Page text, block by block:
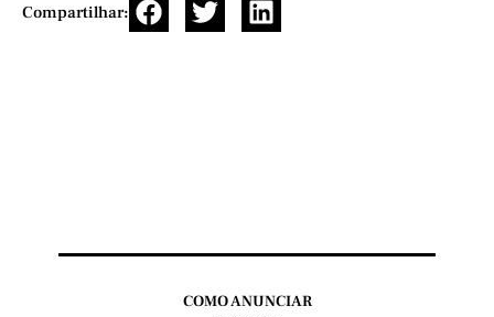
Compartilhar:
COMO ANUNCIAR